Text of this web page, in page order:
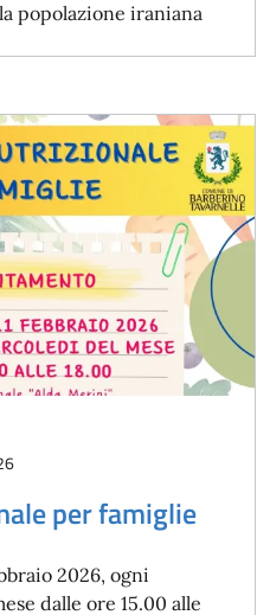
popolazione iraniana
per famiglie
2026, ogni
dalle ore 15.00 alle